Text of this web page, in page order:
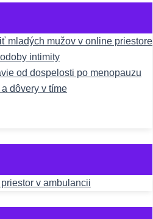
mladých mužov v online priestore
intimity
od dospelosti po menopauzu
dôvery v tíme
v ambulancii